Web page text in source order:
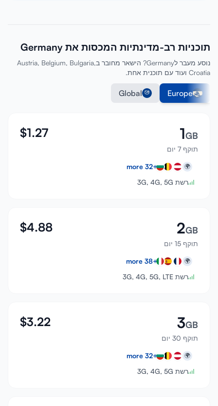
תוכניות רב-מדינתיות המכסות את Germany
נוסע מעבר לGermany? הישאר מחובר בAustria, Belgium, Bulgaria,
Croatia ועוד עם תוכנית אחת.
Europe
Global
1GB
תוקף 7 יום
$1.27
🌍
+
32
רשת 3G, 4G, 5G
2GB
תוקף 15 יום
$4.88
🌍
+
38
רשת 3G, 4G, 5G, LTE
3GB
תוקף 30 יום
$3.22
🌍
+
32
רשת 3G, 4G, 5G